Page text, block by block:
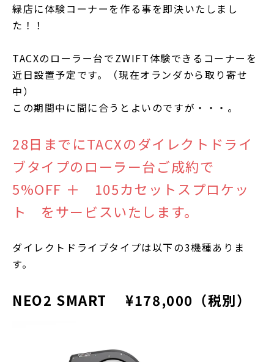
緑店に体験コーナーを作る事を即決いたしまし
た！！
TACXのローラー台でZWIFT体験できるコーナーを
近日設置予定です。（現在オランダから取り寄せ
中）
この期間中に間に合うとよいのですが・・・。
28日までにTACXのダイレクトドライ
ブタイプのローラー台ご成約で
5%OFF ＋ 105カセットスプロケッ
ト をサービスいたします。
ダイレクトドライブタイプは以下の3機種ありま
す。
NEO2 SMART ¥178,000（税別）